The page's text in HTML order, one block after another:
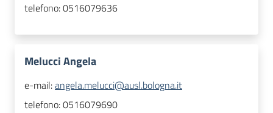
telefono:0516079636
Melucci Angela
e-mail:angela.melucci@ausl.bologna.it
telefono:0516079690